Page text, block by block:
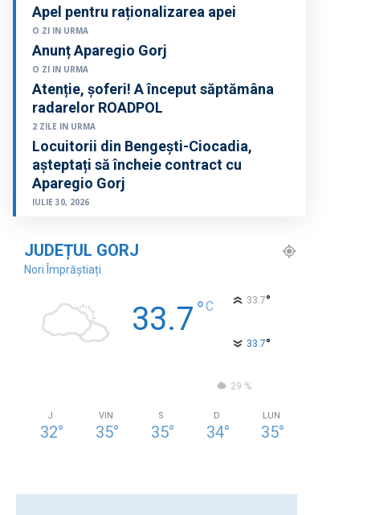
Apel pentru raționalizarea apei
O ZI IN URMA
Anunț Aparegio Gorj
O ZI IN URMA
Atenție, șoferi! A început săptămâna
radarelor ROADPOL
2 ZILE IN URMA
Locuitorii din Bengești-Ciocadia,
așteptați să încheie contract cu
Aparegio Gorj
IULIE 30, 2026
JUDEȚUL GORJ
Nori Împrăștiați
33.7°C 33.7°
33.7°
29 %
J
32°
VIN
35°
S
35°
D
34°
LUN
35°